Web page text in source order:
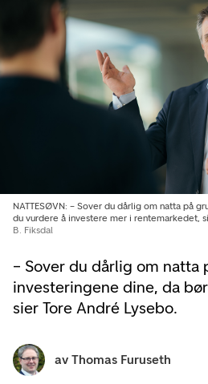
– Sover du dårlig om natta
investeringene dine, da
sier Tore André Lysebo.
NATTESØVN: – Sover du dårlig om natta på
du vurdere å investere mer i rentemarkedet,
B. Fiksdal
av Thomas Furuseth